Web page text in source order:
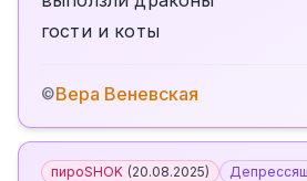
гости и коты
©Вера Веневская
пироSHOK (20.08.2025)